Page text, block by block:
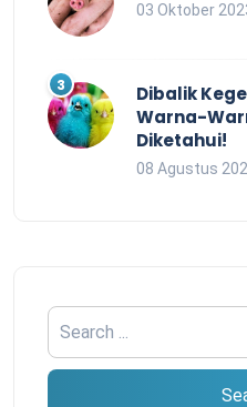
03 Oktober
Dibalik
Warna-
Diketahui!
08 Agustus